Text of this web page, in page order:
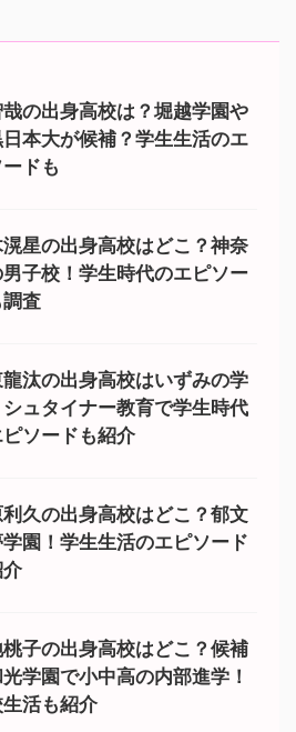
の出身高校は？堀越学園や
日本大が候補？学生生活のエ
ードも
星の出身高校はどこ？神奈
男子校！学生時代のエピソー
調査
汰の出身高校はいずみの学
ュタイナー教育で学生時代
ソードも紹介
久の出身高校はどこ？郁文
園！学生生活のエピソード
介
子の出身高校はどこ？候補
学園で小中高の内部進学！
活も紹介